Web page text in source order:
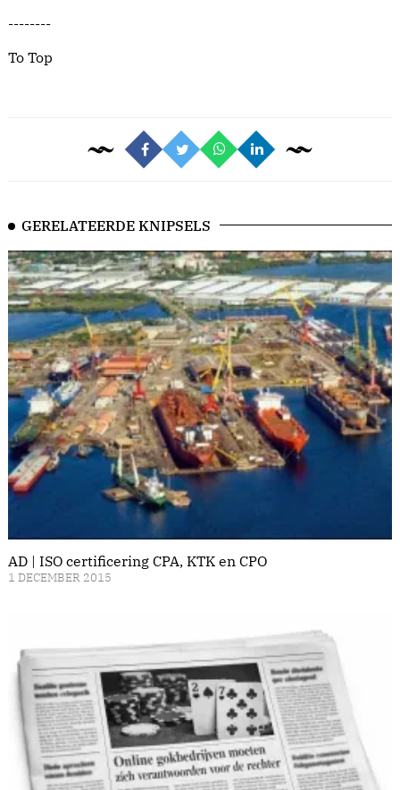
--------
To Top
GERELATEERDE KNIPSELS
AD | ISO certificering CPA, KTK en CPO
1 DECEMBER 2015